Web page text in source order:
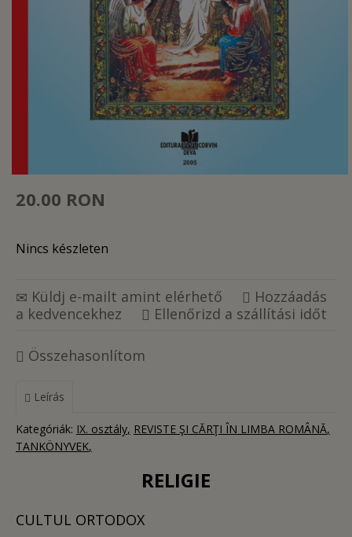
20.00 RON
Nincs készleten
Küldj e-mailt amint elérhető
Hozzáadás
a kedvencekhez
Ellenőrizd a szállítási időt
Összehasonlítom
Leírás
Kategóriák: IX. osztály REVISTE ŞI CĂRŢI ÎN LIMBA ROMÂNĂ
TANKÖNYVEK
RELIGIE
CULTUL ORTODOX